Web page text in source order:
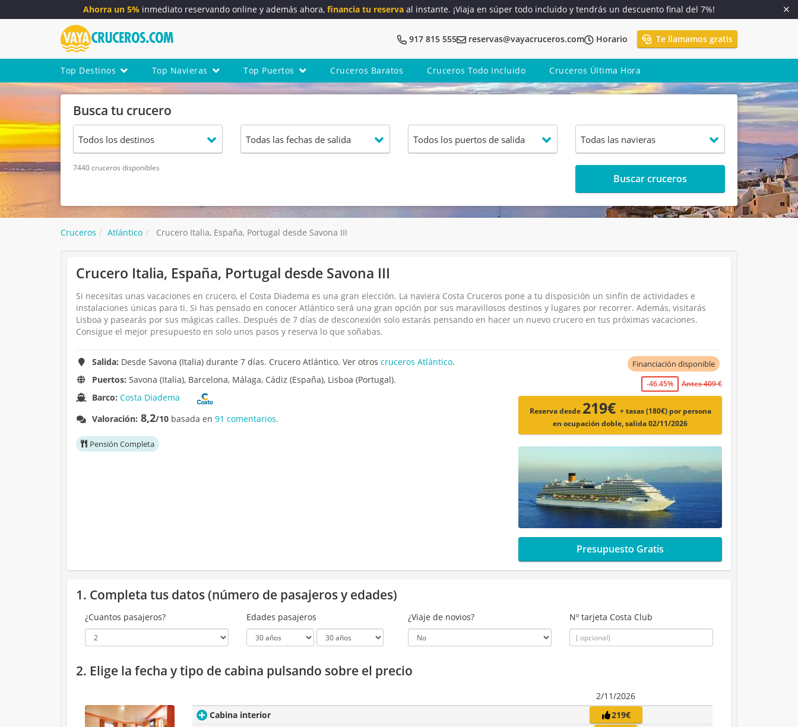
Ahorra un 5% inmediato reservando online y además ahora, financia tu reserva al instante. ¡Viaja en súper todo incluido y tendrás un descuento final del 7%!
917 815 555 reservas@vayacruceros.com Horario Te llamamos gratis
Top Destinos Top Navieras Top Puertos Cruceros Baratos Cruceros Todo Incluido Cruceros Última Hora
Busca tu crucero
7440 cruceros disponibles
Buscar cruceros
Cruceros Atlántico Crucero Italia, España, Portugal desde Savona III
Crucero Italia, España, Portugal desde Savona III
Si necesitas unas vacaciones en crucero, el Costa Diadema es una gran elección. La naviera Costa Cruceros pone a tu disposición un sinfín de actividades e
instalaciones únicas para ti. Si has pensado en conocer Atlántico será una gran opción por sus maravillosos destinos y lugares por recorrer. Además, visitarás
Lisboa y pasearás por sus mágicas calles. Después de 7 días de desconexión solo estarás pensando en hacer un nuevo crucero en tus próximas vacaciones.
Consigue el mejor presupuesto en solo unos pasos y reserva lo que soñabas.
Salida: Desde Savona (Italia) durante 7 días. Crucero Atlántico. Ver otroscruceros Atlántico.
Puertos: Savona (Italia), Barcelona, Málaga, Cádiz (España), Lisboa (Portugal).
Barco:Costa Diadema
Valoración: 8,2/10 basada en91 comentarios.
Pensión Completa
Financiación disponible
-46.45% Antes 409 €
Reserva desde 219€ + tasas (180€) por persona
en ocupación doble, salida 02/11/2026
Presupuesto Gratis
1. Completa tus datos (número de pasajeros y edades)
¿Cuantos pasajeros? Edades pasajeros ¿Viaje de novios? Nº tarjeta Costa Club
2. Elige la fecha y tipo de cabina pulsando sobre el precio
2/11/2026
Cabina interior
219€